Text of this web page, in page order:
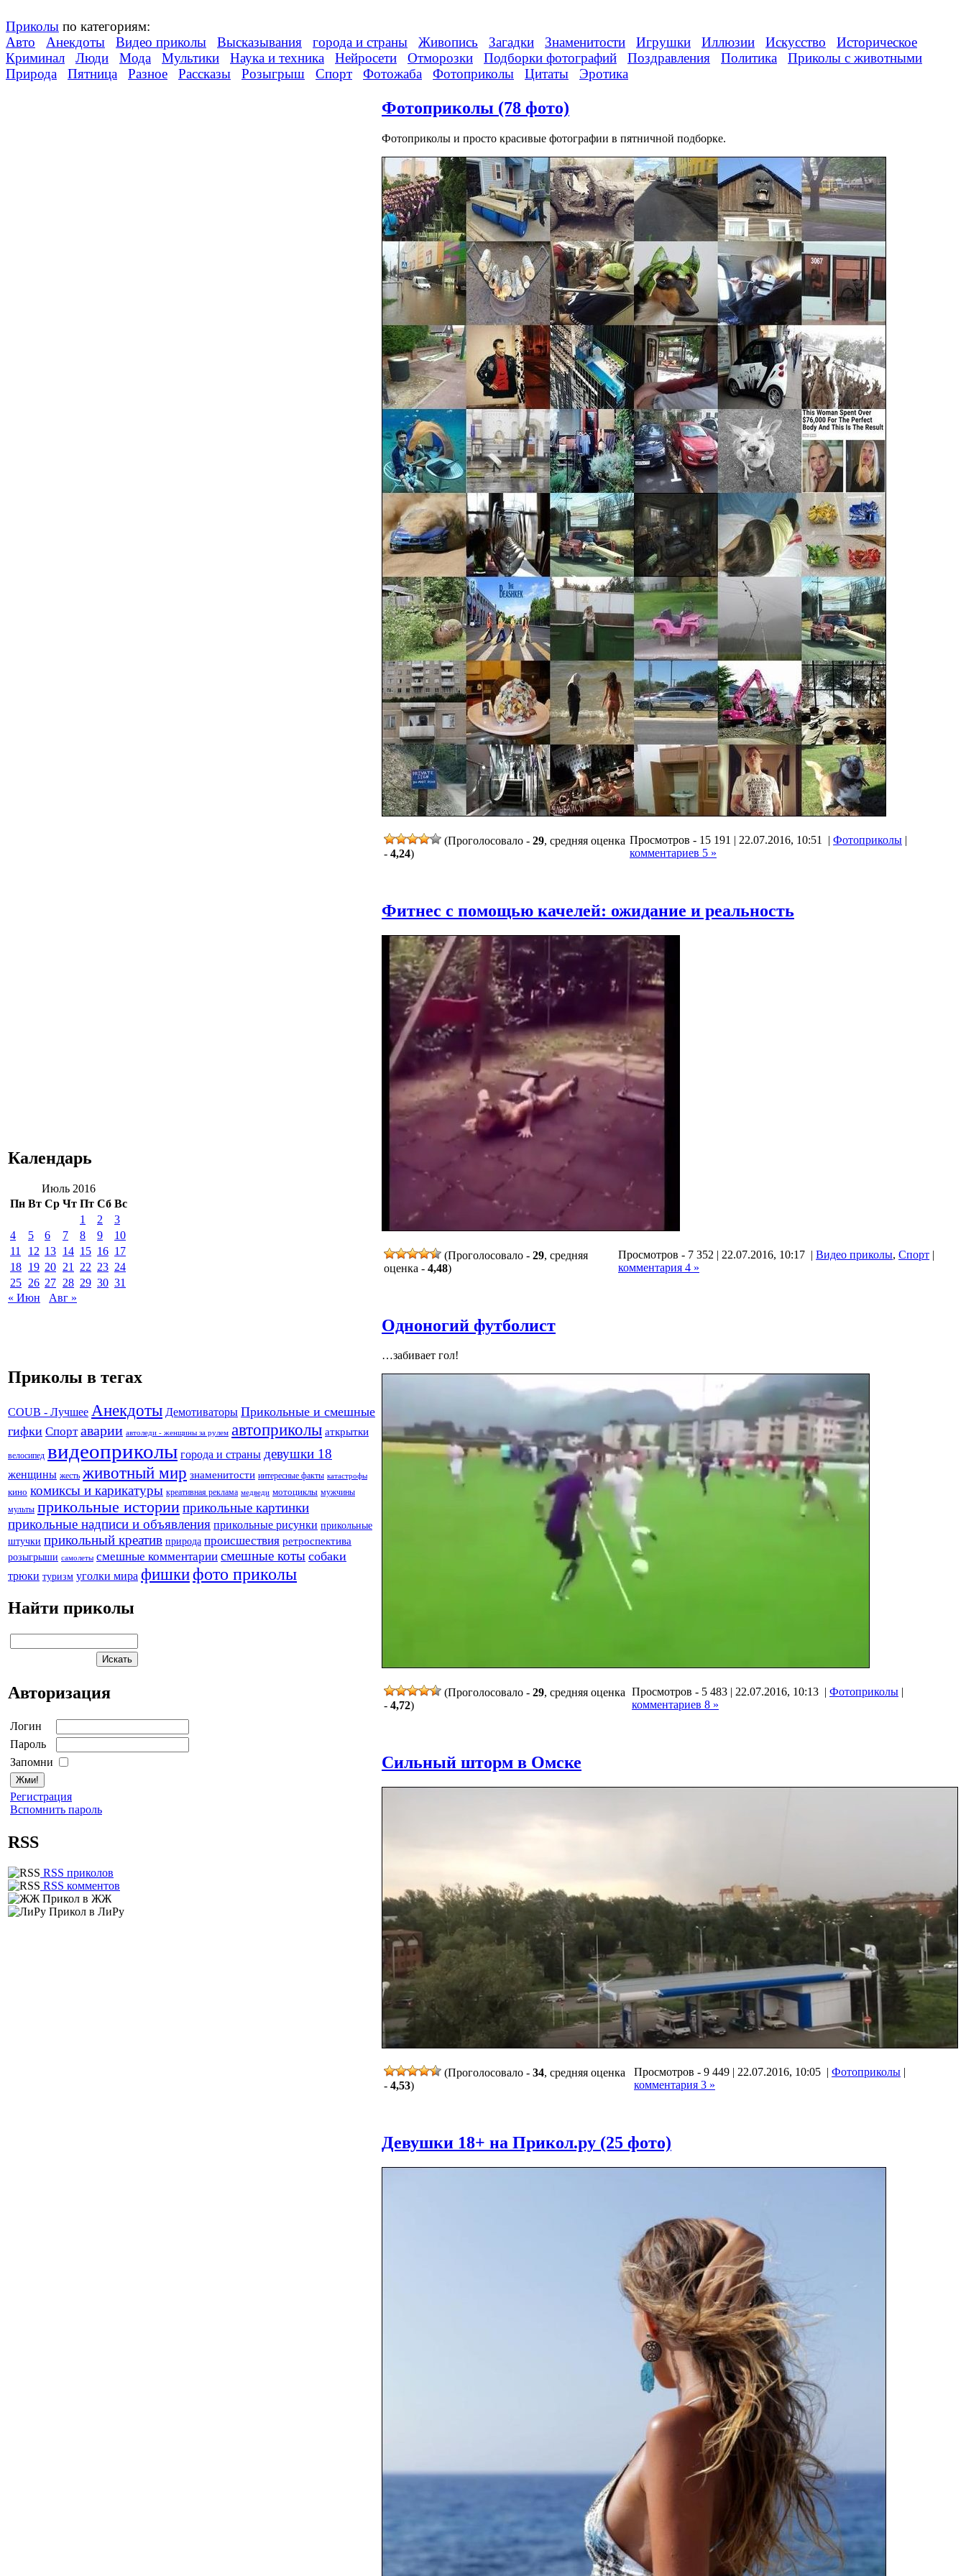
Приколы по категориям:
Авто
Анекдоты Видео приколы Высказывания города и страны Живопись Загадки Знаменитости Игрушки Иллюзии Искусство
Историческое
Криминал
Люди Мода Мультики Наука и техника Нейросети Отморозки Подборки фотографий Поздравления Политика
Приколы с животными
Природа
Пятница Разное Рассказы Розыгрыш Спорт Фотожаба Фотоприколы Цитаты Эротика
Календарь
Июль 2016
Пн Вт Ср Чт Пт Сб Вс
1
2
3
4
5 6 7 8 9
10
11
12 13 14 15 16 17
18 19 20 21 22 23 24
25 26 27 28 29 30 31
« Июн
Авг »
Приколы в тегах
COUB - Лучшее Анекдоты Демотиваторы Прикольные и смешные
гифки Спорт аварии автоледи - женщины за рулем автоприколы аткрытки
велосипед видеоприколы города и страны девушки 18
женщины жесть животный мир знаменитости интересные факты катастрофы
кино комиксы и карикатуры креативная реклама медведи мотоциклы мужчины
мульты прикольные историиприкольные картинки
прикольные надписи и объявления прикольные рисунки прикольные
штучки прикольный креатив природа происшествия ретроспектива
розыгрыши самолеты смешные комментарии смешные коты собаки
трюки туризм уголки мира фишкифото приколы
Найти приколы
Авторизация
Логин
Пароль
Запомни
Регистрация
Вспомнить пароль
RSS
RSS приколов
RSS комментов
Прикол в ЖЖ
Прикол в ЛиРу
Фотоприколы (78 фото)
Фотоприколы и просто красивые фотографии в пятничной подборке.
(Проголосовало - 29, средняя оценка
- 4,24)
Просмотров - 15 191 | 22.07.2016, 10:51 | Фотоприколы |
комментариев 5 »
Фитнес с помощью качелей: ожидание и реальность
(Проголосовало - 29, средняя
оценка - 4,48)
Просмотров - 7 352 | 22.07.2016, 10:17 | Видео приколы, Спорт |
комментария 4 »
Одноногий футболист
…забивает гол!
(Проголосовало - 29, средняя оценка
- 4,72)
Просмотров - 5 483 | 22.07.2016, 10:13 | Фотоприколы |
комментариев 8 »
Сильный шторм в Омске
(Проголосовало - 34, средняя оценка
- 4,53)
Просмотров - 9 449 | 22.07.2016, 10:05 | Фотоприколы |
комментария 3 »
Девушки 18+ на Прикол.ру (25 фото)